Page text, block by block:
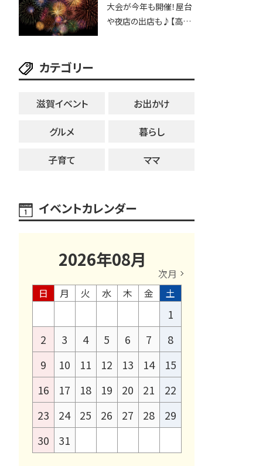
25日・8月1日】大津市
大会が今年も開催！屋台
や夜店の出店も♪【高宮
カテゴリー
滋賀イベント
お出かけ
グルメ
暮らし
子育て
ママ
イベントカレンダー
2026年08月
次月
日
月 火 水 木 金 土
1
2
3 4 5 6 7
8
9
10 11 12 13 14
15
16
17 18 19 20 21
22
23
24 25 26 27 28
29
30
31